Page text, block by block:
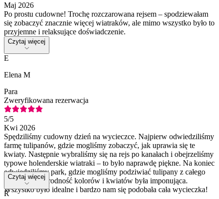
Maj 2026
Po prostu cudowne! Trochę rozczarowana rejsem – spodziewałam
się zobaczyć znacznie więcej wiatraków, ale mimo wszystko było to
przyjemne i relaksujące doświadczenie.
Czytaj więcej
E
Elena M
Para
Zweryfikowana rezerwacja
5/5
Kwi 2026
Spędziliśmy cudowny dzień na wycieczce. Najpierw odwiedziliśmy
farmę tulipanów, gdzie mogliśmy zobaczyć, jak uprawia się te
kwiaty. Następnie wybraliśmy się na rejs po kanałach i obejrzeliśmy
typowe holenderskie wiatraki – to było naprawdę piękne. Na koniec
odwiedziliśmy park, gdzie mogliśmy podziwiać tulipany z całego
świata. Różnorodność kolorów i kwiatów była imponująca.
Wszystko było idealne i bardzo nam się podobała cała wycieczka!
Czytaj więcej
R